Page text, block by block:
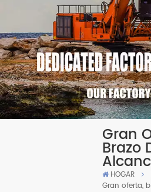
Gran
Brazo
HOGAR
Gran oferta,